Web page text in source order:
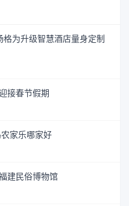
为升级智慧酒店量身定制
接春节假期
家乐哪家好
建民俗博物馆